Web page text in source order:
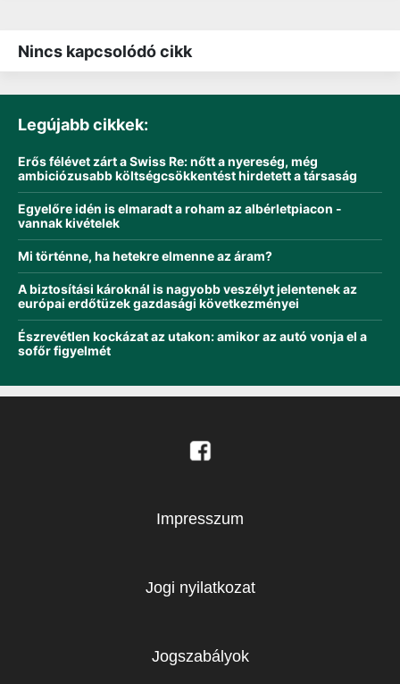
Nincs kapcsolódó cikk
Legújabb cikkek:
Erős félévet zárt a Swiss Re: nőtt a nyereség, még
ambiciózusabb költségcsökkentést hirdetett a társaság
Egyelőre idén is elmaradt a roham az albérletpiacon -
vannak kivételek
Mi történne, ha hetekre elmenne az áram?
A biztosítási károknál is nagyobb veszélyt jelentenek az
európai erdőtüzek gazdasági következményei
Észrevétlen kockázat az utakon: amikor az autó vonja el a
sofőr figyelmét
Impresszum
Jogi nyilatkozat
Jogszabályok